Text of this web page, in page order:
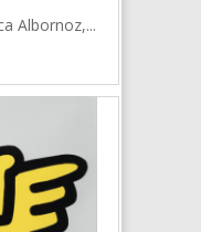
Albornoz,...